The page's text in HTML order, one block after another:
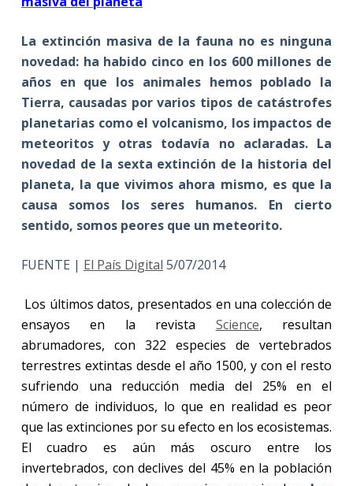
La extinción masiva de la fauna no es ninguna
novedad: ha habido cinco en los 600 millones de
años en que los animales hemos poblado la
Tierra, causadas por varios tipos de catástrofes
planetarias como el volcanismo, los impactos de
meteoritos y otras todavía no aclaradas. La
novedad de la sexta extinción de la historia del
planeta, la que vivimos ahora mismo, es que la
causa somos los seres humanos. En cierto
sentido, somos peores que un meteorito.
FUENTE | El País Digital 5/07/2014
Los últimos datos, presentados en una colección de
ensayos en la revista Science, resultan
abrumadores, con 322 especies de vertebrados
terrestres extintas desde el año 1500, y con el resto
sufriendo una reducción media del 25% en el
número de individuos, lo que en realidad es peor
que las extinciones por su efecto en los ecosistemas.
El cuadro es aún más oscuro entre los
invertebrados, con declives del 45% en la población